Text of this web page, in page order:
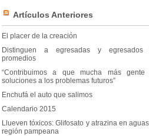
Artículos Anteriores
El placer de la creación
Distinguen a egresadas y egresados
promedios
“Contribuimos a que mucha más
soluciones a los problemas futuros”
Enchufá el auto que salimos
Calendario 2015
Llueven tóxicos: Glifosato y atrazina en
región pampeana